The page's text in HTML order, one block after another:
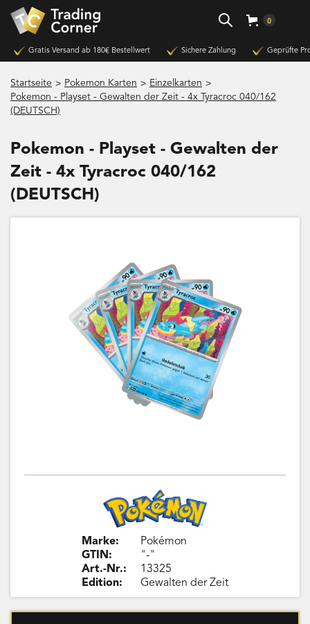
0
Gratis Versand ab 180€ Bestellwert Sichere Zahlung Geprüfte
Startseite > Pokemon Karten > Einzelkarten >
Pokemon - Playset - Gewalten der Zeit - 4x Tyracroc 040/162
(DEUTSCH)
Pokemon - Playset - Gewalten der
Zeit - 4x Tyracroc 040/162
(DEUTSCH)
Marke:
GTIN:
Art.-Nr.:
Edition:
Pokémon
"-"
13325
Gewalten der Zeit